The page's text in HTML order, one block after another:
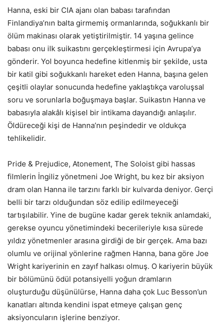
Hanna, eski bir CIA ajanı olan babası tarafından
Finlandiya’nın balta girmemiş ormanlarında, soğukkanlı bir
ölüm makinası olarak yetiştirilmiştir. 14 yaşına gelince
babası onu ilk suikastını gerçekleştirmesi için Avrupa’ya
gönderir. Yol boyunca hedefine kitlenmiş bir şekilde, usta
bir katil gibi soğukkanlı hareket eden Hanna, başına gelen
çeşitli olaylar sonucunda hedefine yaklaştıkça varoluşsal
soru ve sorunlarla boğuşmaya başlar. Suikastın Hanna ve
babasıyla alakâlı kişisel bir intikama dayandığı anlaşılır.
Öldüreceği kişi de Hanna’nın peşindedir ve oldukça
tehlikelidir.
Pride & Prejudice, Atonement, The Soloist gibi hassas
filmlerin İngiliz yönetmeni Joe Wright, bu kez bir aksiyon
dram olan Hanna ile tarzını farklı bir kulvarda deniyor. Gerçi
belli bir tarzı olduğundan söz edilip edilmeyeceği
tartışılabilir. Yine de bugüne kadar gerek teknik anlamdaki,
gerekse oyuncu yönetimindeki becerileriyle kısa sürede
yıldız yönetmenler arasına girdiği de bir gerçek. Ama bazı
olumlu ve orijinal yönlerine rağmen Hanna, bana göre Joe
Wright kariyerinin en zayıf halkası olmuş. O kariyerin büyük
bir bölümünü ödül potansiyelli yoğun dramların
oluşturduğu düşünülürse, Hanna daha çok Luc Besson’un
kanatları altında kendini ispat etmeye çalışan genç
aksiyoncuların işlerine benziyor.